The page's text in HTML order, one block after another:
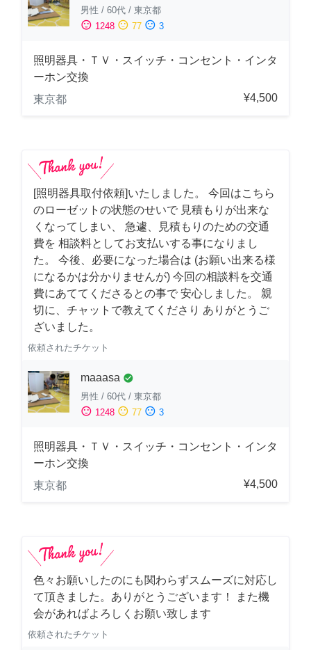
男性 / 60代 / 東京都
sentiment_satisfied 1248 sentiment_neutral 77 sentiment_dissatisfied 3
照明器具・ＴＶ・スイッチ・コンセント・インタ
ーホン交換
東京都
¥4,500
[照明器具取付依頼]いたしました。 今回はこちら
のローゼットの状態のせいで 見積もりが出来な
くなってしまい、 急遽、見積もりのための交通
費を 相談料としてお支払いする事になりまし
た。 今後、必要になった場合は (お願い出来る様
になるかは分かりませんが) 今回の相談料を交通
費にあててくださるとの事で 安心しました。 親
切に、チャットで教えてくださり ありがとうご
ざいました。
依頼されたチケット
maaasa check_circle
男性 / 60代 / 東京都
sentiment_satisfied 1248 sentiment_neutral 77 sentiment_dissatisfied 3
照明器具・ＴＶ・スイッチ・コンセント・インタ
ーホン交換
東京都
¥4,500
色々お願いしたのにも関わらずスムーズに対応し
て頂きました。ありがとうございます！ また機
会があればよろしくお願い致します
依頼されたチケット